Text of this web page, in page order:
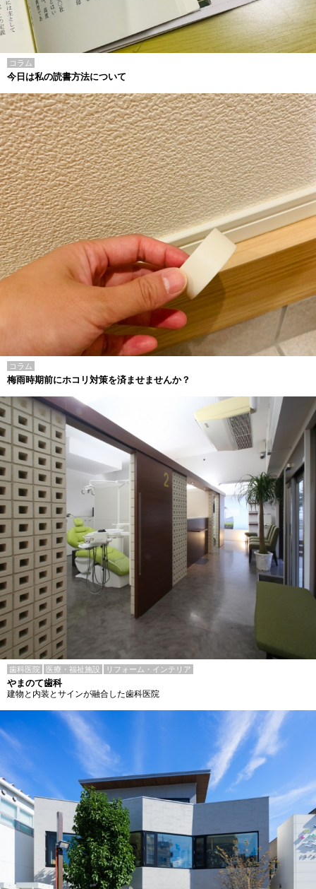
コラム
今日は私の読書方法について
コラム
梅雨時期前にホコリ対策を済ませませんか？
歯科医院 医療・福祉施設 リフォーム・インテリア
やまのて歯科
建物と内装とサインが融合した歯科医院